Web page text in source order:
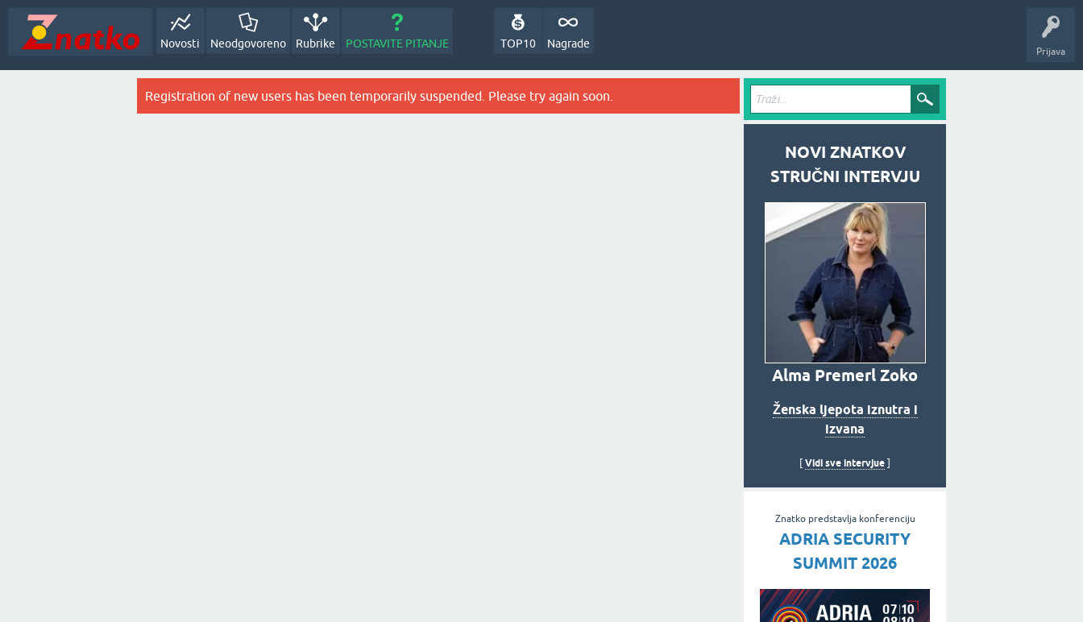
Prijava
Novosti Neodgovoreno Rubrike POSTAVITE PITANJE Nagrade
TOP10
Registration of new users has been temporarily suspended. Please try again soon.
NOVI ZNATKOV
STRUČNI INTERVJU
Alma Premerl Zoko
Ženska ljepota iznutra i
izvana
Vidi sve intervjue
Znatko predstavlja konferenciju
ADRIA SECURITY
SUMMIT 2026